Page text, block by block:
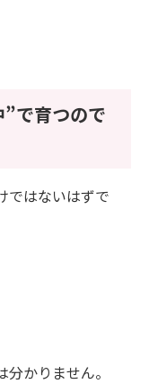
で育つので
ではないはずで
かりません。